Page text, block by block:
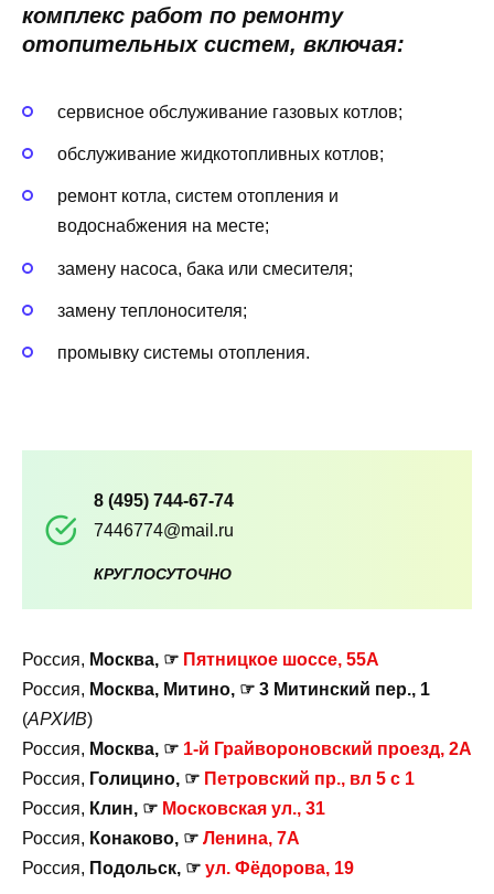
комплекс работ по ремонту
отопительных систем, включая:
сервисное обслуживание газовых котлов;
обслуживание жидкотопливных котлов;
ремонт котла, систем отопления и
водоснабжения на месте;
замену насоса, бака или смесителя;
замену теплоносителя;
промывку системы отопления.
8 (495) 744-67-74
7446774@mail.ru
КРУГЛОСУТОЧНО
Россия, Москва, ☞ Пятницкое шоссе, 55А
Россия, Москва, Митино, ☞ 3 Митинский пер., 1
(АРХИВ)
Россия, Москва, ☞ 1-й Грайвороновский проезд, 2А
Россия, Голицино, ☞ Петровский пр., вл 5 с 1
Россия, Клин, ☞ Московская ул., 31
Россия, Конаково, ☞ Ленина, 7А
Россия, Подольск, ☞ ул. Фёдорова, 19